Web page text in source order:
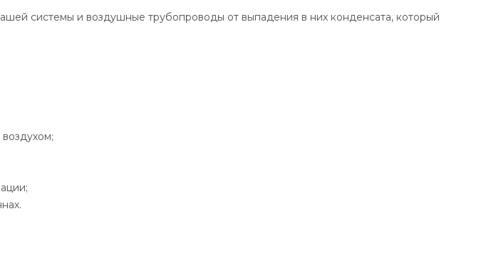
системы и воздушные трубопроводы от выпадения в них конденсата, который